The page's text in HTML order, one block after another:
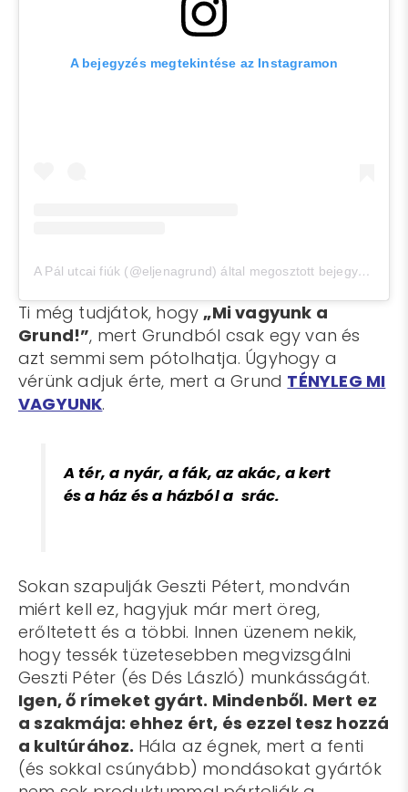
A bejegyzés megtekintése az Instagramon
A Pál utcai fiúk (@eljenagrund) által megosztott bejegyzés
Ti még tudjátok, hogy „Mi vagyunk a
Grund!”, mert Grundból csak egy van és
azt semmi sem pótolhatja. Úgyhogy a
vérünk adjuk érte, mert a Grund TÉNYLEG MI
VAGYUNK.
A tér, a nyár, a fák, az akác, a kert
és a ház és a házból a srác.
Sokan szapulják Geszti Pétert, mondván
miért kell ez, hagyjuk már mert öreg,
erőltetett és a többi. Innen üzenem nekik,
hogy tessék tüzetesebben megvizsgálni
Geszti Péter (és Dés László) munkásságát.
Igen, ő rímeket gyárt. Mindenből. Mert ez
a szakmája: ehhez ért, és ezzel tesz hozzá
a kultúrához. Hála az égnek, mert a fenti
(és sokkal csúnyább) mondásokat gyártók